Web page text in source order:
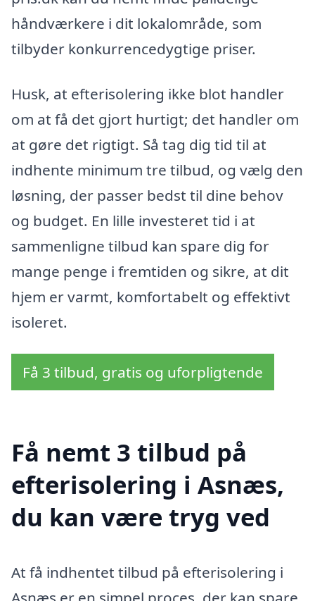
håndværkere i dit lokalområde, som
tilbyder konkurrencedygtige priser.
Husk, at efterisolering ikke blot handler
om at få det gjort hurtigt; det handler om
at gøre det rigtigt. Så tag dig tid til at
indhente minimum tre tilbud, og vælg den
løsning, der passer bedst til dine behov
og budget. En lille investeret tid i at
sammenligne tilbud kan spare dig for
mange penge i fremtiden og sikre, at dit
hjem er varmt, komfortabelt og effektivt
isoleret.
Få 3 tilbud, gratis og uforpligtende
Få nemt 3 tilbud på
efterisolering i Asnæs,
du kan være tryg ved
At få indhentet tilbud på efterisolering i